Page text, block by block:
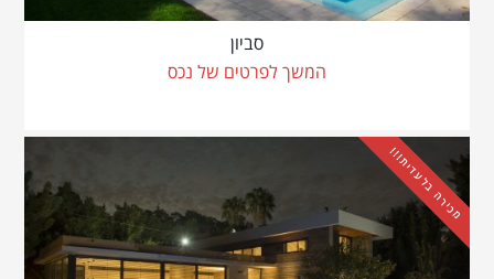
סביון
המשך לפרטים של נכס
מכירה בלעדית!!!